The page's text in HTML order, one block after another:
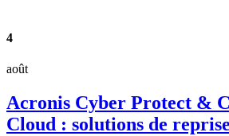
4
août
Acronis Cyber Protect &
Cloud : solutions de